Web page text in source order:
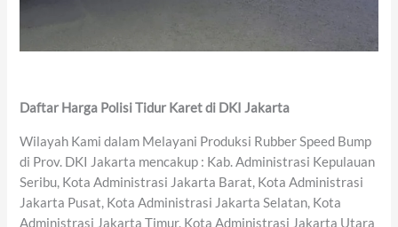
Daftar Harga Polisi Tidur Karet di DKI Jakarta
Wilayah Kami dalam Melayani Produksi Rubber Speed Bump
di Prov. DKI Jakarta mencakup : Kab. Administrasi Kepulauan
Seribu, Kota Administrasi Jakarta Barat, Kota Administrasi
Jakarta Pusat, Kota Administrasi Jakarta Selatan, Kota
Administrasi Jakarta Timur, Kota Administrasi Jakarta Utara